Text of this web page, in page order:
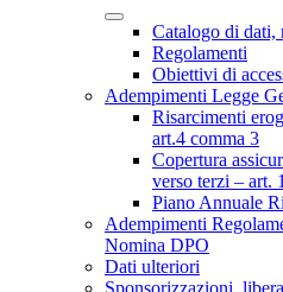
Catalogo di dati,
Regolamenti
Obiettivi di
Adempimenti Legge
Risarcimenti
art.4 comma 3
Copertura
verso terzi – art.
Piano Annuale
Adempimenti
Nomina DPO
Dati ulteriori
Sponsorizzazioni,